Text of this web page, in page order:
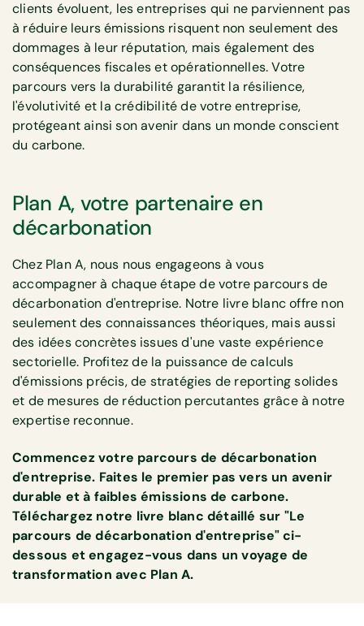
clients évoluent, les entreprises qui ne parviennent pas
à réduire leurs émissions risquent non seulement des
dommages à leur réputation, mais également des
conséquences fiscales et opérationnelles. Votre
parcours vers la durabilité garantit la résilience,
l'évolutivité et la crédibilité de votre entreprise,
protégeant ainsi son avenir dans un monde conscient
du carbone.
Plan A, votre partenaire en
décarbonation
Chez Plan A, nous nous engageons à vous
accompagner à chaque étape de votre parcours de
décarbonation d'entreprise. Notre livre blanc offre non
seulement des connaissances théoriques, mais aussi
des idées concrètes issues d'une vaste expérience
sectorielle. Profitez de la puissance de calculs
d'émissions précis, de stratégies de reporting solides
et de mesures de réduction percutantes grâce à notre
expertise reconnue.
Commencez votre parcours de décarbonation
d'entreprise. Faites le premier pas vers un avenir
durable et à faibles émissions de carbone.
Téléchargez notre livre blanc détaillé sur "Le
parcours de décarbonation d'entreprise" ci-
dessous et engagez-vous dans un voyage de
transformation avec Plan A.